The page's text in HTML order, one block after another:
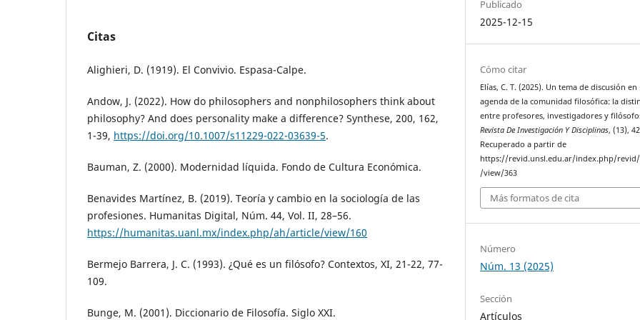
Citas
Alighieri, D. (1919). El Convivio. Espasa-Calpe.
Andow, J. (2022). How do philosophers and nonphilosophers think about
philosophy? And does personality make a difference? Synthese, 200, 162,
1-39, https://doi.org/10.1007/s11229-022-03639-5.
Bauman, Z. (2000). Modernidad líquida. Fondo de Cultura Económica.
Benavides Martínez, B. (2019). Teoría y cambio en la sociología de las
profesiones. Humanitas Digital, Núm. 44, Vol. II, 28–56.
https://humanitas.uanl.mx/index.php/ah/article/view/160
Bermejo Barrera, J. C. (1993). ¿Qué es un filósofo? Contextos, XI, 21-22, 77-
109.
Bunge, M. (2001). Diccionario de Filosofía. Siglo XXI.
Publicado
2025-12-15
Cómo citar
Elías, C. T. (2025). Un tema de discusión en
agenda de la comunidad filosófica: la
entre profesores, investigadores y
Revista De Investigación Y Disciplinas, (13),
Recuperado a partir de
https://revid.unsl.edu.ar/index.php/
/view/363
Más formatos de cita
Número
Núm. 13 (2025)
Sección
Artículos